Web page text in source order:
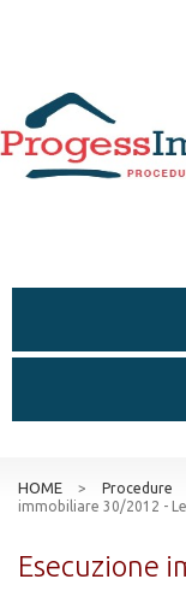
HOME > Procedure
immobiliare 30/2012 -
Esecuzione